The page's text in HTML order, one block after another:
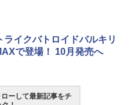
ライクバトロイドバルキリ
で登場！ 10月発売へ
ーして最新記事をチ